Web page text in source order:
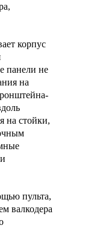
корпус
панели не
на
на стойки,
пульта,
валкодера